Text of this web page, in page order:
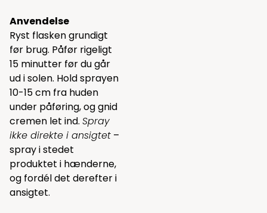
Anvendelse
Ryst flasken grundigt
før brug. Påfør rigeligt
15 minutter før du går
ud i solen. Hold sprayen
10-15 cm fra huden
under påføring, og gnid
cremen let ind. Spray
ikke direkte i ansigtet –
spray i stedet
produktet i hænderne,
og fordél det derefter i
ansigtet.